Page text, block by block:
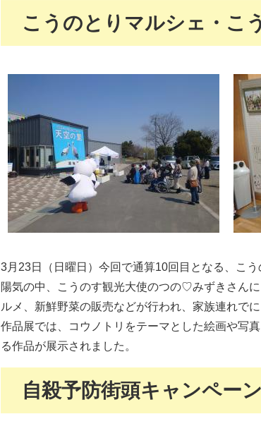
こうのとりマルシェ・こ
3月23日（日曜日）今回で通算10回目となる、こ
陽気の中、こうのす観光大使のつの♡みずきさん
ルメ、新鮮野菜の販売などが行われ、家族連れで
作品展では、コウノトリをテーマとした絵画や写
る作品が展示されました。
自殺予防街頭キャンペーン